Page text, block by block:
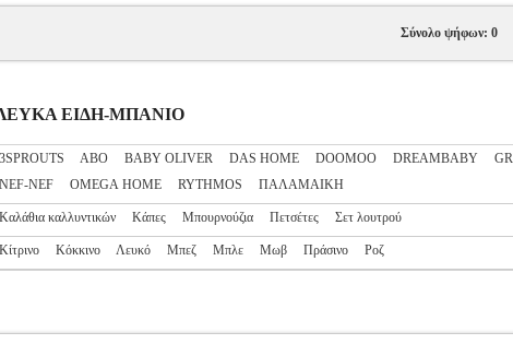
Σύνολο ψήφων: 0
ΛΕΥΚΑ ΕΙΔΗ-ΜΠΑΝΙΟ
3SPROUTS ABO BABY OLIVER DAS HOME DOOMOO DREAMBABY
NEF-NEF
OMEGA HOME RYTHMOS ΠΑΛΑΜΑΙΚΗ
Καλάθια καλλυντικών Κάπες Μπουρνούζια Πετσέτες Σετ λουτρού
Κίτρινο Κόκκινο Λευκό Μπεζ Μπλε Μωβ Πράσινο Ροζ